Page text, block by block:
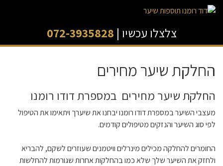
צלצלו עכשיו | 072-3935828
החלקת שיער מחירים
החלקת שיער מחירים במספרת דודו רומנו
מעצבי השיער במספרת דודו רומנו יבחנו את שיערך ויתאימו את הטיפול
לפי סוג השיער והנזקים מטיפולים קודמים.
החומרים להחלקה מכילים מינרלים וויטמנים שעוזרים לשקם, להבריא
ולחזק את השיער שלך שלא כמו בהחלקות אחרות שגורמות להחלשות